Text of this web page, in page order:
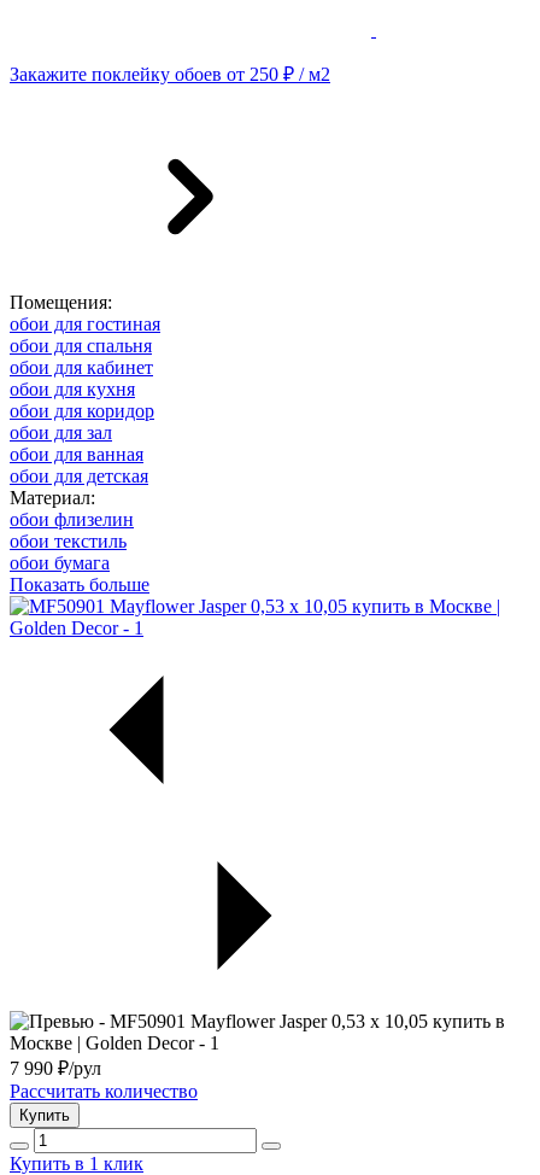
Закажите поклейку обоев от 250 ₽ / м2
Помещения:
обои для гостиная
обои для спальня
обои для кабинет
обои для кухня
обои для коридор
обои для зал
обои для ванная
обои для детская
Материал:
обои флизелин
обои текстиль
обои бумага
Показать больше
7 990 ₽/рул
Рассчитать количество
Купить
Купить в 1 клик